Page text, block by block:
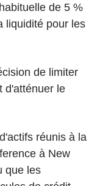
de 5 %
liquidité pour les
de limiter
d'atténuer le
réunis à la
à New
que les